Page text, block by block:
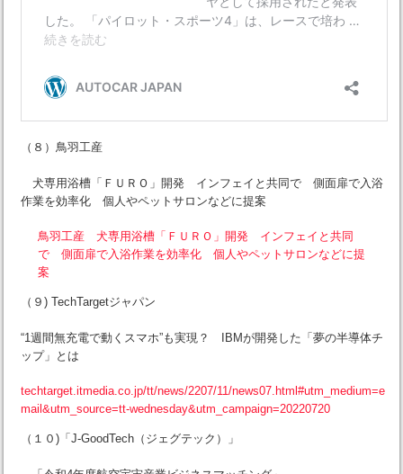
（８）鳥羽工産
犬専用浴槽「ＦＵＲＯ」開発 インフェイと共同で 側面扉で入浴
作業を効率化 個人やペットサロンなどに提案
鳥羽工産 犬専用浴槽「ＦＵＲＯ」開発 インフェイと共同
で 側面扉で入浴作業を効率化 個人やペットサロンなどに提
案
（９) TechTargetジャパン
“1週間無充電で動くスマホ”も実現？ IBMが開発した「夢の半導体チ
ップ」とは
techtarget.itmedia.co.jp/tt/news/2207/11/news07.html#utm_medium=e
mail&utm_source=tt-wednesday&utm_campaign=20220720
（１０)「J-GoodTech（ジェグテック）」